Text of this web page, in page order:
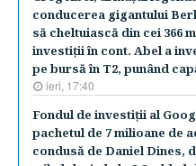
conducerea gigantului
să cheltuiască din cei 366
investiţii în cont. Abel a
pe bursă în T2, punând
ieri, 17:40
Fondul de investiţii al
pachetul de 7 milioane de
condusă de Daniel Dines,